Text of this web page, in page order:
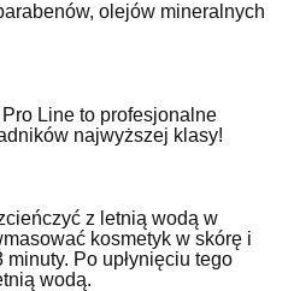
olejów mineralnych
Line to profesjonalne
najwyższej klasy!
z letnią wodą w
kosmetyk w skórę i
Po upłynięciu tego
wodą.